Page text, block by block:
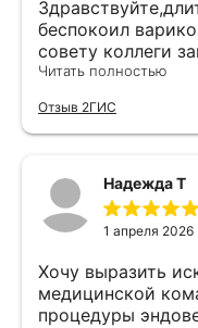
беспокоил
совету коллеги
первого приёма
обследование,
Ответил на все
было много
сочетает в себе
доступным
решилась
доктору.Была
Читать полностью
Отзыв 2ГИС
Надежда Т
1 апреля 2026
Хочу выразить
медицинской
процедуры